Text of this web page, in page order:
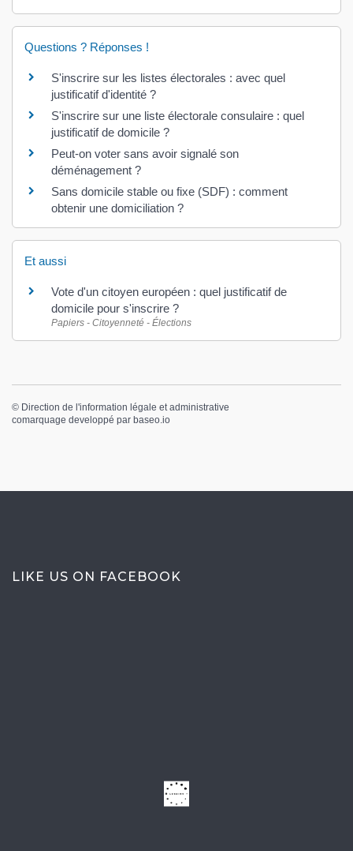
Questions ? Réponses !
S'inscrire sur les listes électorales : avec quel
justificatif d'identité ?
S'inscrire sur une liste électorale consulaire : quel
justificatif de domicile ?
Peut-on voter sans avoir signalé son
déménagement ?
Sans domicile stable ou fixe (SDF) : comment
obtenir une domiciliation ?
Et aussi
Vote d'un citoyen européen : quel justificatif de
domicile pour s'inscrire ?
Papiers - Citoyenneté - Élections
© Direction de l'information légale et administrative
comarquage developpé par baseo.io
LIKE US ON FACEBOOK